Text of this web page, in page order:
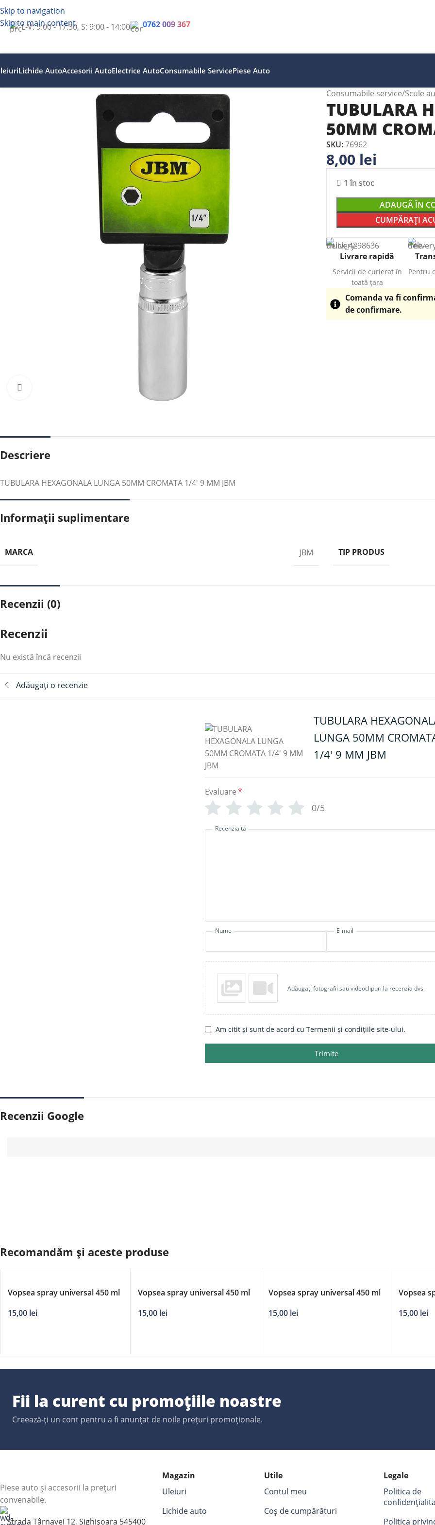
Skip to navigation
Skip to main content
L-V: 9:00 - 17:30, S: 9:00 - 14:00 0762 009 367
Lichide AutoAccesorii AutoElectrice AutoConsumabile ServicePiese Auto
Consumabile service Scule
TUBULARA
50MM
SKU:76962
8,00 lei
1 în stoc
ADAUGĂ ÎN
CUMPĂRAȚI
Livrare rapidă
Servicii de curierat în
toată țara
Pentru
Comanda va fi
de confirmare.
Descriere
TUBULARA HEXAGONALA LUNGA 50MM CROMATA 1/4′ 9 MM JBM
Informații suplimentare
MARCA JBM TIP PRODUS
Recenzii (0)
Recenzii
Nu există încă recenzii
Adăugați o recenzie
TUBULARA
LUNGA 50MM
1/4' 9 MM JBM
Evaluare*
0/5
Recenzia ta
Nume E-mail
Adăugați fotografii sau videoclipuri la recenzia dvs.
Am citit și sunt de acord cu Termenii și condițiile site-ului.
Trimite
Recenzii Google
Recomandăm și aceste produse
Vopsea spray universal 450 ml
15,00 lei
Vopsea spray universal 450 ml
15,00 lei
Vopsea spray universal 450 ml
15,00 lei
Vopsea
15,00 lei
Fii la curent cu promoțiile noastre
Creează-ți un cont pentru a fi anunțat de noile prețuri promoționale.
Piese auto și accesorii la prețuri
convenabile.
Strada Târnavei 12, Sighișoara 545400
Magazin
Uleiuri
Lichide auto
Utile
Contul meu
Coș de cumpărături
Legale
Politica de
Politica